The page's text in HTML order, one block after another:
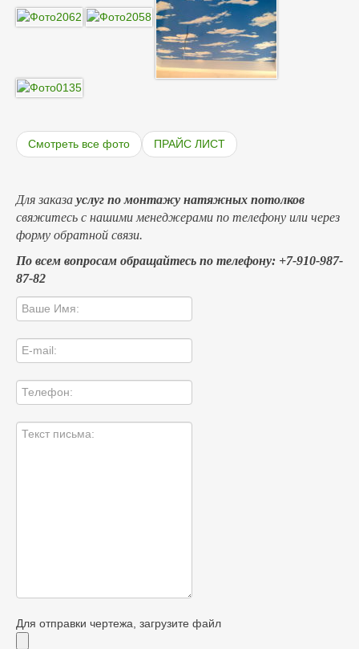
Смотреть все фото ПРАЙС ЛИСТ
Для заказа услуг по монтажу натяжных потолков
свяжитесь с нашими менеджерами по телефону или через
форму обратной связи.
По всем вопросам обращайтесь по телефону: +7-910-987-
87-82
Для отправки чертежа, загрузите файл